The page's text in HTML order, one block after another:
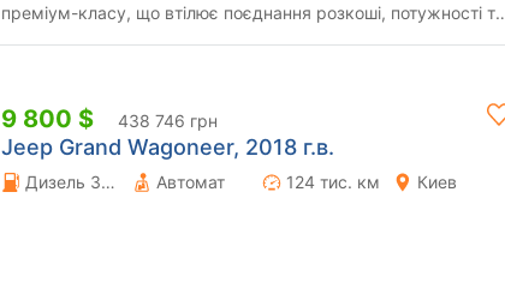
преміум-класу, що втілює поєднання розкоші, потужності та
9 800 $ 438 746 грн
Jeep Grand Wagoneer, 2018 г.в.
Дизель 3 л. Автомат 124 тис. км Киев